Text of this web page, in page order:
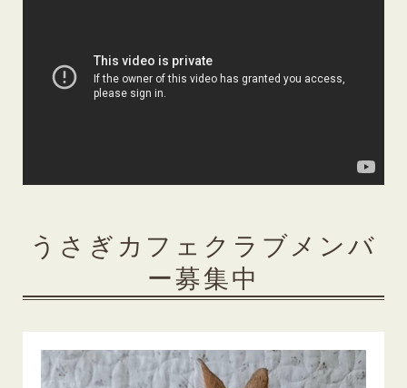
うさぎカフェクラブメンバ
ー募集中